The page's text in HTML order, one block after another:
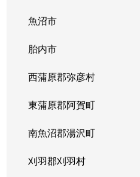
魚沼市
胎内市
西蒲原郡弥彦村
東蒲原郡阿賀町
南魚沼郡湯沢町
刈羽郡刈羽村